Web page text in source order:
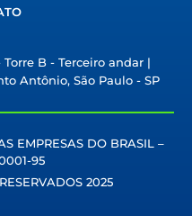
B - Terceiro andar |
Antônio, São Paulo - SP
EMPRESAS DO BRASIL –
95
2025